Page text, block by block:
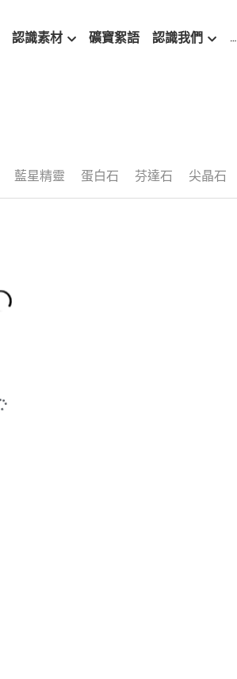
認識素材 礦寶絮語 認識我們 …
有機寶石 自然樂章 藍星精靈 蛋白石